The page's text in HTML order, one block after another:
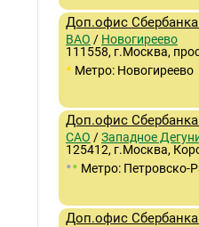
Доп.офис
ВАО / Новогиреево
111558, г.Москва,
• Метро: Новогиреево
Доп.офис
САО /Западное
125412, г.Москва,
•• Метро: Петровско-
Доп.офис